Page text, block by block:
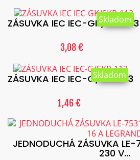
ZÁSUVKA IEC IEC-GK/SKR-113
3,08 €
Skladom
ZÁSUVKA IEC IEC-G/SKR-113
1,46 €
Skladom
JEDNODUCHÁ ZÁSUVKA
230 V...